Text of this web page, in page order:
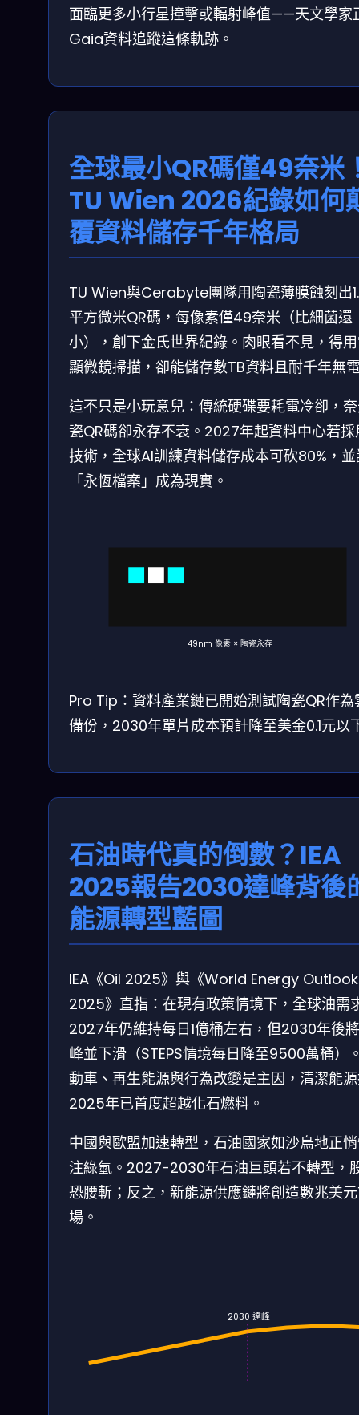
面臨更多小行星撞擊或輻射峰值——天文學家
Gaia資料追蹤這條軌跡。
全球最小QR碼僅49奈米
TU Wien 2026紀錄如何
覆資料儲存千年格局
TU Wien與Cerabyte團隊用陶瓷薄膜蝕刻出
平方微米QR碼，每像素僅49奈米（比細菌還
小），創下金氏世界紀錄。肉眼看不見，得
顯微鏡掃描，卻能儲存數TB資料且耐千年無
這不只是小玩意兒：傳統硬碟要耗電冷卻，
瓷QR碼卻永存不衰。2027年起資料中心若採
技術，全球AI訓練資料儲存成本可砍80%，
「永恆檔案」成為現實。
49nm 像素 × 陶瓷永存
Pro Tip：資料產業鏈已開始測試陶瓷QR作為
備份，2030年單片成本預計降至美金0.1元以
石油時代真的倒數？IEA
2025報告2030達峰背後
能源轉型藍圖
IEA《Oil 2025》與《World Energy Outlook
2025》直指：在現有政策情境下，全球油需
2027年仍維持每日1億桶左右，但2030年後
峰並下滑（STEPS情境每日降至9500萬桶）
動車、再生能源與行為改變是主因，清潔能
2025年已首度超越化石燃料。
中國與歐盟加速轉型，石油國家如沙烏地正
注綠氫。2027-2030年石油巨頭若不轉型，
恐腰斬；反之，新能源供應鏈將創造數兆美
場。
2030 達峰